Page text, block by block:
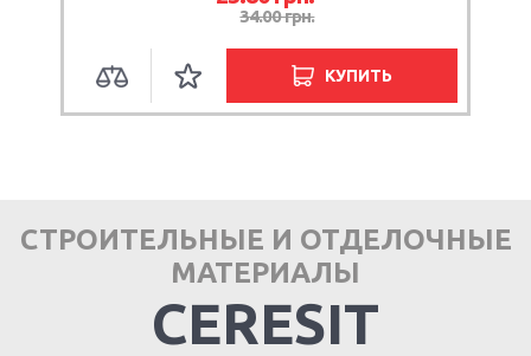
34.00 грн.
КУПИТЬ
СТРОИТЕЛЬНЫЕ И ОТДЕЛОЧНЫЕ
МАТЕРИАЛЫ
CERESIT